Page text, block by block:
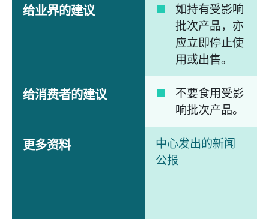
给业界的建议
如持有受影响
批次产品，亦
应立即停止使
用或出售。
给消费者的建议
不要食用受影
响批次产品。
更多资料
中心发出的新闻
公报